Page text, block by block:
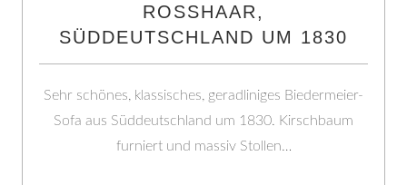
ROSSHAAR,
SÜDDEUTSCHLAND UM 1830
Sehr schönes, klassisches, geradliniges Biedermeier-
Sofa aus Süddeutschland um 1830. Kirschbaum
furniert und massiv Stollen…